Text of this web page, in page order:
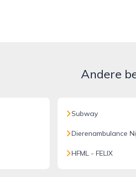
Andere
Subway
Dierenambulance
HFML - FELIX